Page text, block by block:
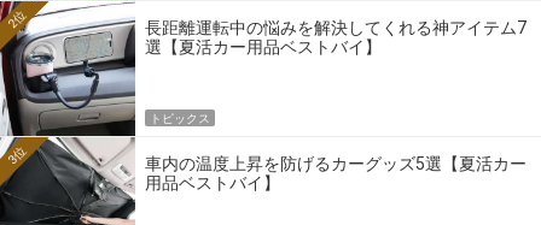
長距離運転中の悩みを解決してくれる神アイテム7
選【夏活カー用品ベストバイ】
2位
トピックス
車内の温度上昇を防げるカーグッズ5選【夏活カー
用品ベストバイ】
3位